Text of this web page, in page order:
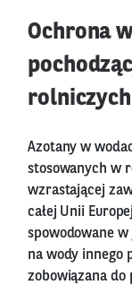
Ochrona
rolniczych
Azotany w
stosowanych w
wzrastającej
całej Unii
spowodowane
na wody innego
zobowiązana do